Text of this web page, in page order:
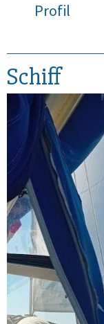
Profil
Schiff